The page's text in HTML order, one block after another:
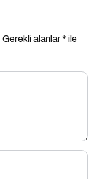
Gerekli alanlar* ile